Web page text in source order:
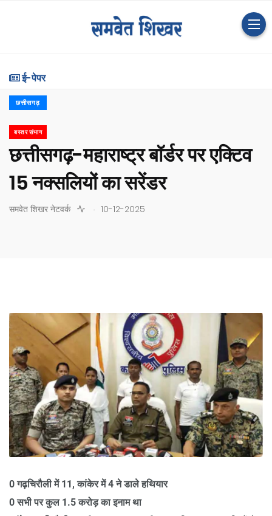
ई-पेपर
छत्तीसगढ़
बस्तर संभाग
छत्तीसगढ़-महाराष्ट्र बॉर्डर पर एक्टिव
15 नक्सलियों का सरेंडर
समवेत शिखर नेटवर्क . 10-12-2025
0 गढ़चिरौली में 11, कांकेर में 4 ने डाले हथियार
0 सभी पर कुल 1.5 करोड़ का इनाम था